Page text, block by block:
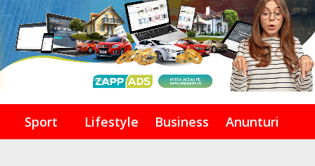
Sport Lifestyle Business Anunturi